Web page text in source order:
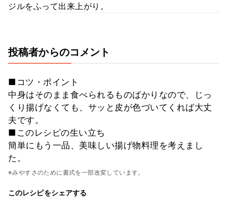
ジルをふって出来上がり。
投稿者からのコメント
■コツ・ポイント
中身はそのまま食べられるものばかりなので、じっ
くり揚げなくても、サッと皮が色づいてくれば大丈
夫です。
■このレシピの生い立ち
簡単にもう一品、美味しい揚げ物料理を考えまし
た。
※みやすさのために書式を一部改変しています。
このレシピをシェアする